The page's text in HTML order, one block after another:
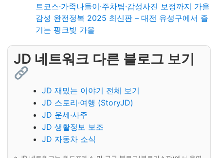
트코스·가족나들이·주차팁·감성사진 보정까지 가을
감성 완전정복 2025 최신판 – 대전 유성구에서 즐
기는 핑크빛 가을
JD 네트워크 다른 블로그 보기
JD 재밌는 이야기 전체 보기
JD 스토리·여행 (StoryJD)
JD 운세·사주
JD 생활정보 보조
JD 자동차 소식